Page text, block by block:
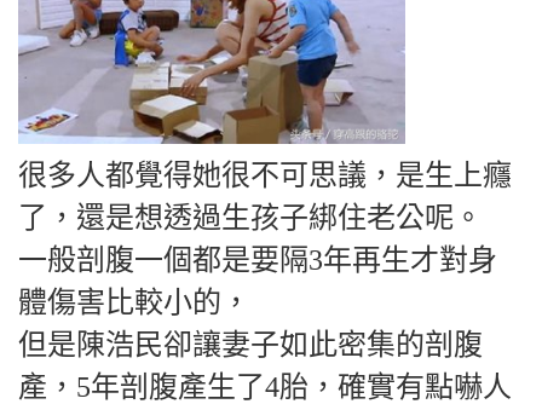
很多人都覺得她很不可思議，是生上癮
了，還是想透過生孩子綁住老公呢。
一般剖腹一個都是要隔3年再生才對身
體傷害比較小的，
但是陳浩民卻讓妻子如此密集的剖腹
產，5年剖腹產生了4胎，確實有點嚇人